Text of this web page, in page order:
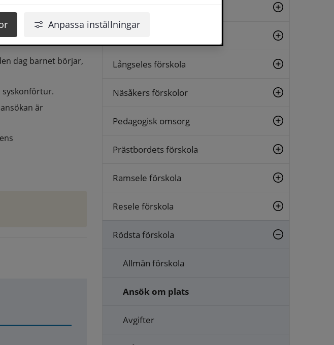
Anpassa inställningar
tid för
dag barnet börjar,
syskonförtur.
är
Kalknäs förskola
Långseles förskola
Näsåkers förskolor
Pedagogisk omsorg
Prästbordets förskola
Ramsele förskola
Resele förskola
Rödsta förskola
Allmän förskola
Ansök om plats
Avgifter